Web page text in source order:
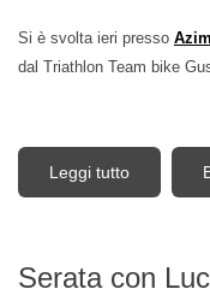
Si è svolta ieri presso
dal Triathlon Team bike
Leggi tutto su Un
dalla
Serata con